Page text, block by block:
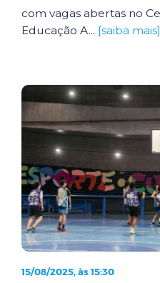
com vagas abertas no
Educação A... [saiba mais]
15/08/2025, às 15:30